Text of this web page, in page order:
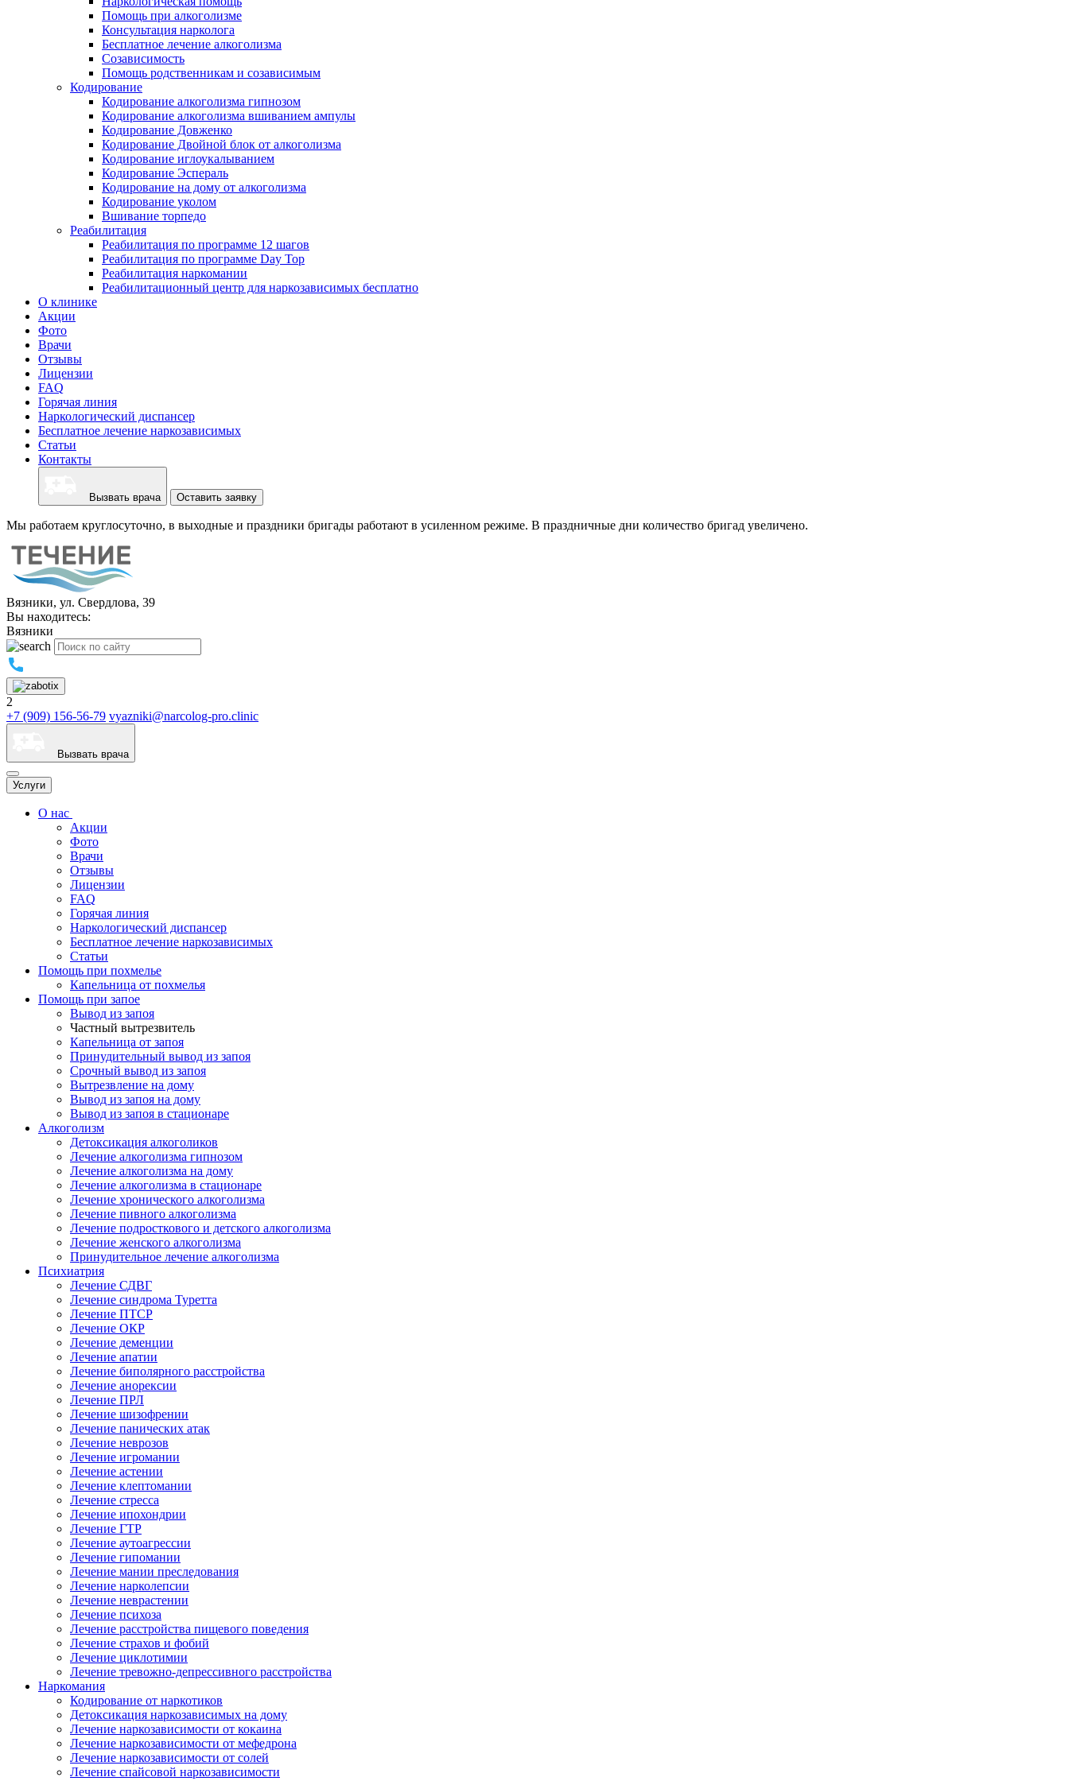
Помощь при алкоголизме
Консультация нарколога
Бесплатное лечение алкоголизма
Созависимость
Помощь родственникам и созависимым
Кодирование
Кодирование алкоголизма гипнозом
Кодирование алкоголизма вшиванием ампулы
Кодирование Довженко
Кодирование Двойной блок от алкоголизма
Кодирование иглоукалыванием
Кодирование Эспераль
Кодирование на дому от алкоголизма
Кодирование уколом
Вшивание торпедо
Реабилитация
Реабилитация по программе 12 шагов
Реабилитация по программе Day Top
Реабилитация наркомании
Реабилитационный центр для наркозависимых бесплатно
О клинике
Акции
Фото
Врачи
Отзывы
Лицензии
FAQ
Горячая линия
Наркологический диспансер
Бесплатное лечение наркозависимых
Статьи
Контакты
Вызвать врача Оставить заявку
Мы работаем круглосуточно, в выходные и праздники бригады работают в усиленном режиме. В праздничные дни количество бригад увеличено.
Вязники, ул. Свердлова, 39
Вы находитесь:
Вязники
2
+7 (909) 156-56-79 vyazniki@narcolog-pro.clinic
Вызвать врача
Услуги
О нас
Акции
Фото
Врачи
Отзывы
Лицензии
FAQ
Горячая линия
Наркологический диспансер
Бесплатное лечение наркозависимых
Статьи
Помощь при похмелье
Капельница от похмелья
Помощь при запое
Вывод из запоя
Частный вытрезвитель
Капельница от запоя
Принудительный вывод из запоя
Срочный вывод из запоя
Вытрезвление на дому
Вывод из запоя на дому
Вывод из запоя в стационаре
Алкоголизм
Детоксикация алкоголиков
Лечение алкоголизма гипнозом
Лечение алкоголизма на дому
Лечение алкоголизма в стационаре
Лечение хронического алкоголизма
Лечение пивного алкоголизма
Лечение подросткового и детского алкоголизма
Лечение женского алкоголизма
Принудительное лечение алкоголизма
Психиатрия
Лечение СДВГ
Лечение синдрома Туретта
Лечение ПТСР
Лечение ОКР
Лечение деменции
Лечение апатии
Лечение биполярного расстройства
Лечение анорексии
Лечение ПРЛ
Лечение шизофрении
Лечение панических атак
Лечение неврозов
Лечение игромании
Лечение астении
Лечение клептомании
Лечение стресса
Лечение ипохондрии
Лечение ГТР
Лечение аутоагрессии
Лечение гипомании
Лечение мании преследования
Лечение нарколепсии
Лечение неврастении
Лечение психоза
Лечение расстройства пищевого поведения
Лечение страхов и фобий
Лечение циклотимии
Лечение тревожно-депрессивного расстройства
Наркомания
Кодирование от наркотиков
Детоксикация наркозависимых на дому
Лечение наркозависимости от кокаина
Лечение наркозависимости от мефедрона
Лечение наркозависимости от солей
Лечение спайсовой наркозависимости